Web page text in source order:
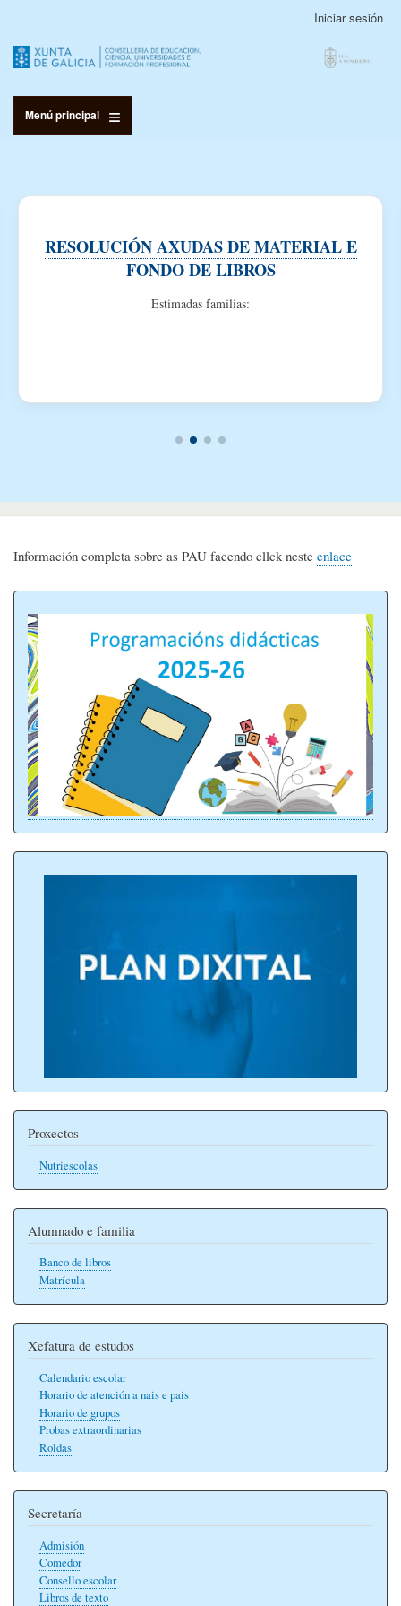
contenido
de
cuenta
usuario
Iniciar sesión
Menú principal
RESOLUCIÓN AXUDAS DE MATERIAL E
FONDO DE LIBROS
Estimadas familias:
Información completa sobre as PAU facendo cllck neste enlace
Proxectos
Nutriescolas
Alumnado e familia
Banco de libros
Matrícula
Xefatura de estudos
Calendario escolar
Horario de atención a nais e pais
Horario de grupos
Probas extraordinarias
Roldas
Secretaría
Admisión
Comedor
Consello escolar
Libros de texto